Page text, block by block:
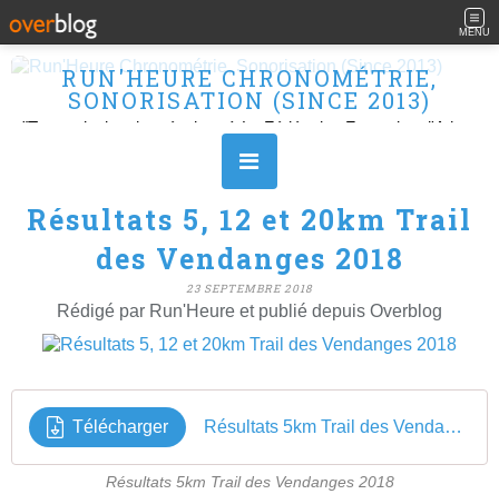
MENU
RUN'HEURE CHRONOMÉTRIE,
SONORISATION (SINCE 2013)
Résultats 5, 12 et 20km Trail
des Vendanges 2018
23 SEPTEMBRE 2018
Rédigé par Run'Heure et publié depuis Overblog
Télécharger Résultats 5km Trail des Vendanges 2018
Résultats 5km Trail des Vendanges 2018